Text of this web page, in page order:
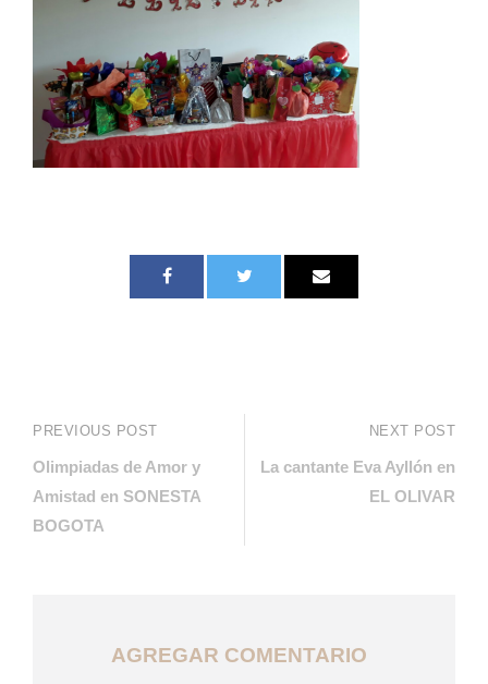
PREVIOUS POST
Olimpiadas de Amor y
Amistad en SONESTA
BOGOTA
NEXT POST
La cantante Eva Ayllón en
EL OLIVAR
AGREGAR COMENTARIO